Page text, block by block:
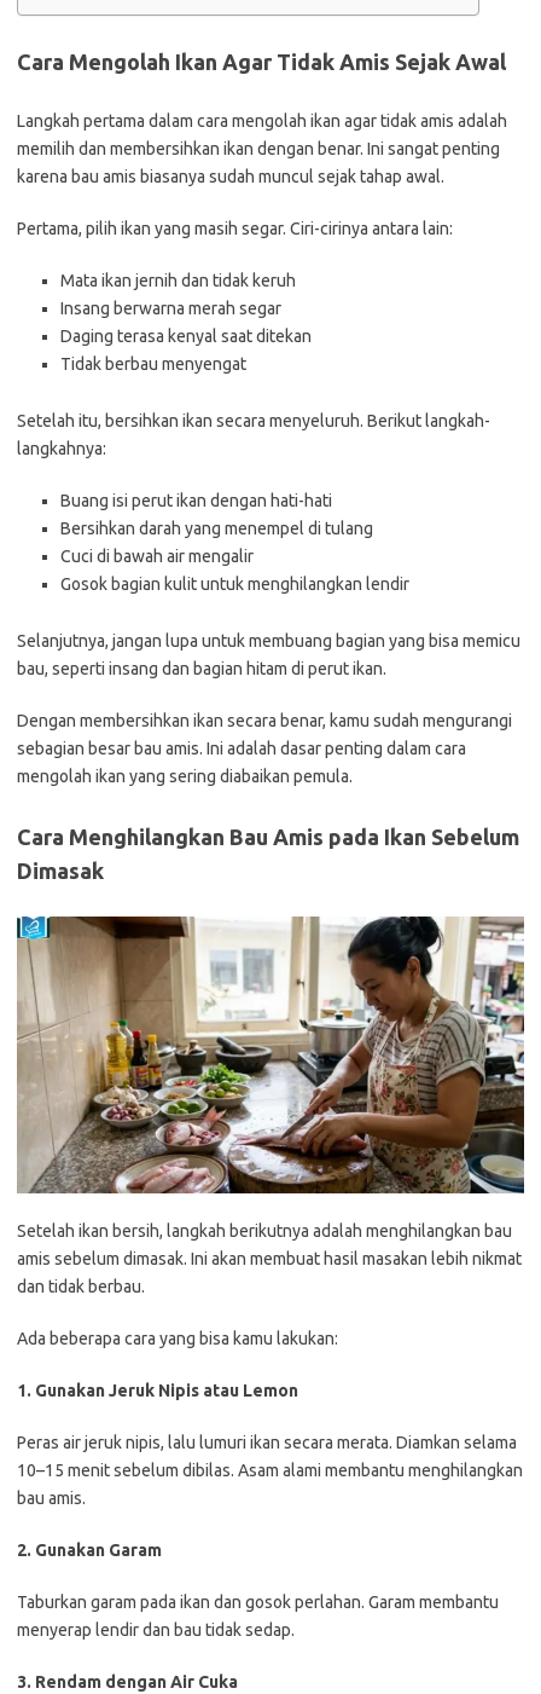
Cara Mengolah Ikan Agar Tidak Amis Sejak Awal
Langkah pertama dalam cara mengolah ikan agar tidak amis adalah
memilih dan membersihkan ikan dengan benar. Ini sangat penting
karena bau amis biasanya sudah muncul sejak tahap awal.
Pertama, pilih ikan yang masih segar. Ciri-cirinya antara lain:
Mata ikan jernih dan tidak keruh
Insang berwarna merah segar
Daging terasa kenyal saat ditekan
Tidak berbau menyengat
Setelah itu, bersihkan ikan secara menyeluruh. Berikut langkah-
langkahnya:
Buang isi perut ikan dengan hati-hati
Bersihkan darah yang menempel di tulang
Cuci di bawah air mengalir
Gosok bagian kulit untuk menghilangkan lendir
Selanjutnya, jangan lupa untuk membuang bagian yang bisa memicu
bau, seperti insang dan bagian hitam di perut ikan.
Dengan membersihkan ikan secara benar, kamu sudah mengurangi
sebagian besar bau amis. Ini adalah dasar penting dalam cara
mengolah ikan yang sering diabaikan pemula.
Cara Menghilangkan Bau Amis pada Ikan Sebelum
Dimasak
Setelah ikan bersih, langkah berikutnya adalah menghilangkan bau
amis sebelum dimasak. Ini akan membuat hasil masakan lebih nikmat
dan tidak berbau.
Ada beberapa cara yang bisa kamu lakukan:
1. Gunakan Jeruk Nipis atau Lemon
Peras air jeruk nipis, lalu lumuri ikan secara merata. Diamkan selama
10–15 menit sebelum dibilas. Asam alami membantu menghilangkan
bau amis.
2. Gunakan Garam
Taburkan garam pada ikan dan gosok perlahan. Garam membantu
menyerap lendir dan bau tidak sedap.
3. Rendam dengan Air Cuka